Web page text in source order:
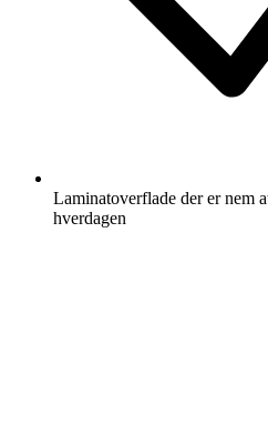
Laminatoverflade der er nem
hverdagen